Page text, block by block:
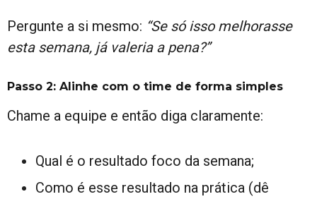
Pergunte a si mesmo: “Se só isso melhorasse
esta semana, já valeria a pena?”
Passo 2: Alinhe com o time de forma simples
Chame a equipe e então diga claramente:
Qual é o resultado foco da semana;
Como é esse resultado na prática (dê